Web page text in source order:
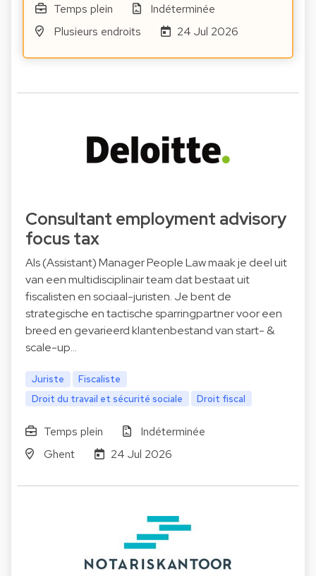
Temps plein
Indéterminée
Plusieurs endroits
24 Jul 2026
Consultant employment advisory
focus tax
Als (Assistant) Manager People Law maak je deel uit
van een multidisciplinair team dat bestaat uit
fiscalisten en sociaal-juristen. Je bent de
strategische en tactische sparringpartner voor een
breed en gevarieerd klantenbestand van start- &
scale-up…
Juriste
Fiscaliste
Droit du travail et sécurité sociale
Droit fiscal
Temps plein
Indéterminée
Ghent
24 Jul 2026